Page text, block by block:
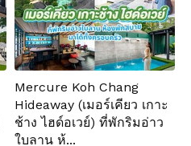
Mercure Koh Chang
Hideaway (เมอร์เคียว เกาะ
ช้าง ไฮด์อเวย์) ที่พักริมอ่าว
ใบลาน ห้...